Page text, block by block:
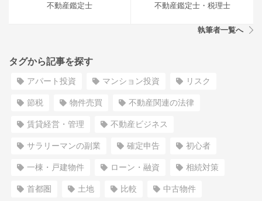
不動産鑑定士 不動産鑑定士・税理士
執筆者一覧へ
タグから記事を探す
アパート投資 マンション投資 リスク
節税 物件売買 不動産関連の法律
賃貸経営・管理 不動産ビジネス
サラリーマンの副業 確定申告 初心者
一棟・戸建物件 ローン・融資 相続対策
首都圏 土地 比較 中古物件